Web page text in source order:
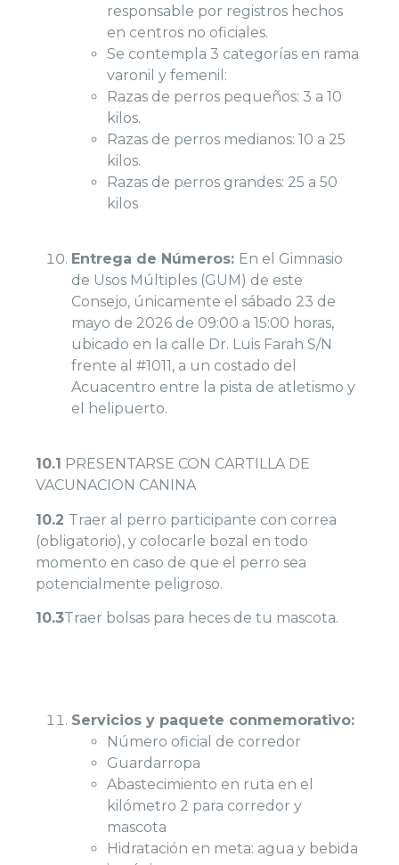
responsable por registros hechos
en centros no oficiales.
Se contempla 3 categorías en rama
varonil y femenil:
Razas de perros pequeños: 3 a 10
kilos.
Razas de perros medianos: 10 a 25
kilos.
Razas de perros grandes: 25 a 50
kilos
Entrega de Números: En el Gimnasio
de Usos Múltiples (GUM) de este
Consejo, únicamente el sábado 23 de
mayo de 2026 de 09:00 a 15:00 horas,
ubicado en la calle Dr. Luis Farah S/N
frente al #1011, a un costado del
Acuacentro entre la pista de atletismo y
el helipuerto.
10.1 PRESENTARSE CON CARTILLA DE
VACUNACION CANINA
10.2 Traer al perro participante con correa
(obligatorio), y colocarle bozal en todo
momento en caso de que el perro sea
potencialmente peligroso.
10.3Traer bolsas para heces de tu mascota.
Servicios y paquete conmemorativo:
Número oficial de corredor
Guardarropa
Abastecimiento en ruta en el
kilómetro 2 para corredor y
mascota
Hidratación en meta: agua y bebida